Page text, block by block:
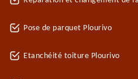
Pose de parquet Plourivo
Etanchéité toiture Plourivo